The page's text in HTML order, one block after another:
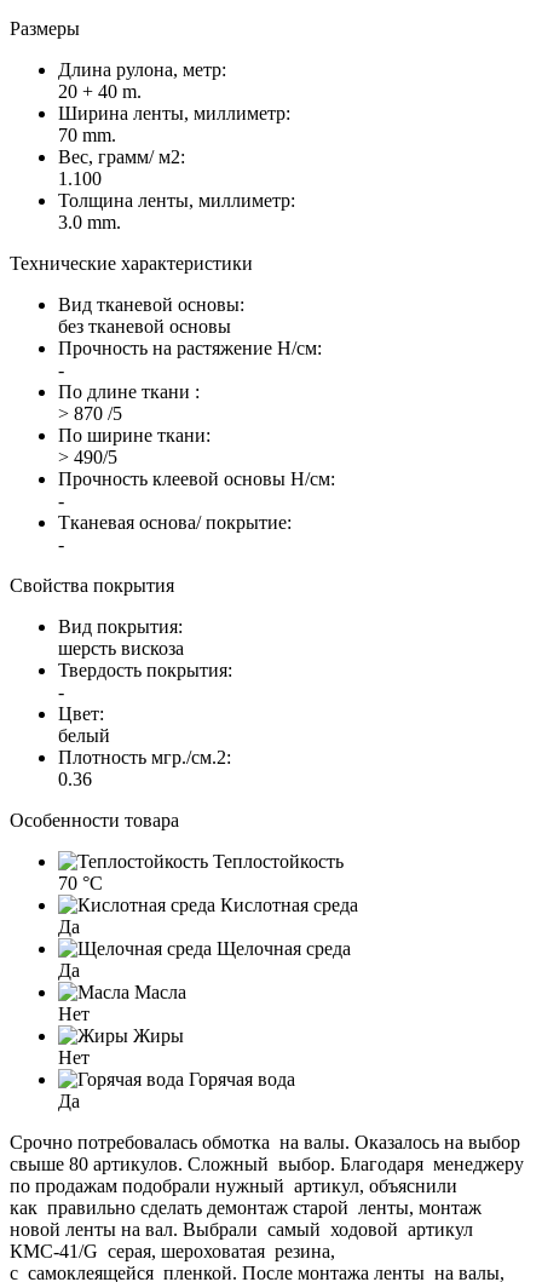
Размеры
Длина рулона, метр:
20 + 40 m.
Ширина ленты, миллиметр:
70 mm.
Вес, грамм/ м2:
1.100
Толщина ленты, миллиметр:
3.0 mm.
Технические характеристики
Вид тканевой основы:
без тканевой основы
Прочность на растяжение Н/см:
-
По длине ткани :
> 870 /5
По ширине ткани:
> 490/5
Прочность клеевой основы Н/см:
-
Тканевая основа/ покрытие:
-
Свойства покрытия
Вид покрытия:
шерсть вискоза
Твердость покрытия:
-
Цвет:
белый
Плотность мгр./см.2:
0.36
Особенности товара
Теплостойкость
70 °C
Кислотная среда
Да
Щелочная среда
Да
Масла
Нет
Жиры
Нет
Горячая вода
Да
Срочно потребовалась обмотка на валы. Оказалось на выбор
свыше 80 артикулов. Сложный выбор. Благодаря менеджеру
по продажам подобрали нужный артикул, объяснили
как правильно сделать демонтаж старой ленты, монтаж
новой ленты на вал. Выбрали самый ходовой артикул
КМС-41/G серая, шероховатая резина,
с самоклеящейся пленкой. После монтажа ленты на валы,